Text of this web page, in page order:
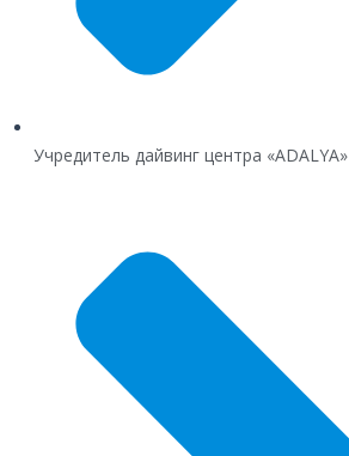
Учредитель дайвинг центра «ADALYA»